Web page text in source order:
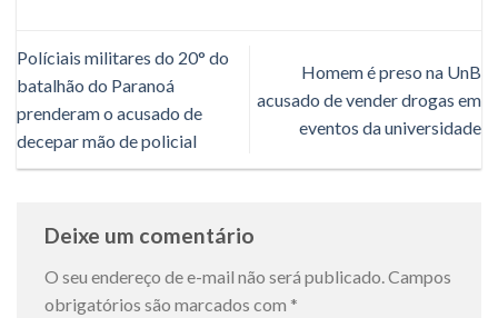
Políciais militares do 20° do
batalhão do Paranoá
prenderam o acusado de
decepar mão de policial
Homem é preso na UnB
acusado de vender drogas em
eventos da universidade
Deixe um comentário
O seu endereço de e-mail não será publicado.Campos
obrigatórios são marcados com *